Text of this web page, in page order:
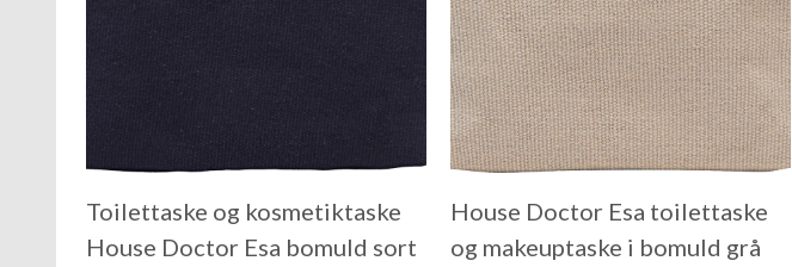
Toilettaske og kosmetiktaske
House Doctor Esa bomuld sort
House Doctor Esa toilettaske
og makeuptaske i bomuld grå